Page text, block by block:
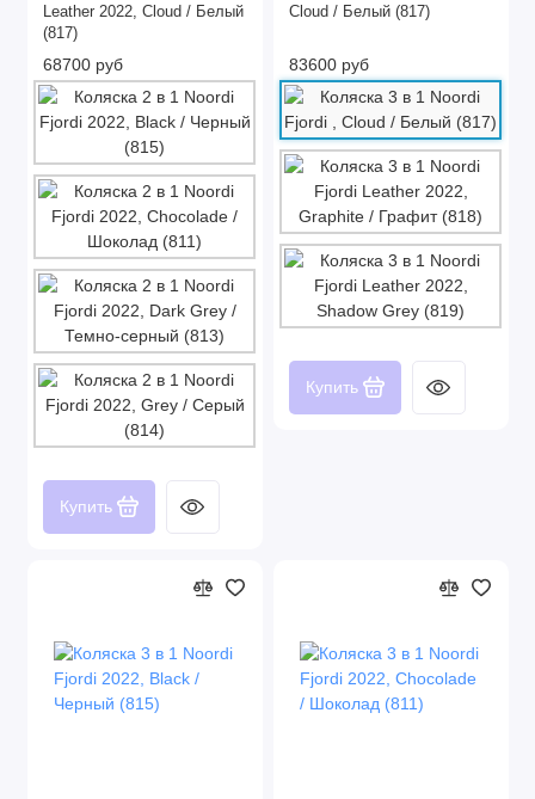
Leather 2022, Cloud / Белый
(817)
68700 руб
Купить
Cloud / Белый (817)
83600 руб
Купить